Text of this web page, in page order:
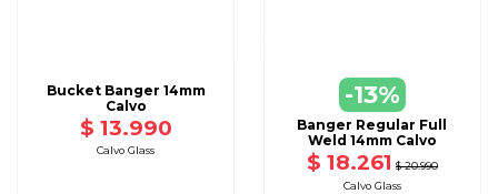
Bucket Banger 14mm
Calvo
$ 13.990
Calvo Glass
-13%
Banger Regular Full
Weld 14mm Calvo
$ 18.261 $ 20.990
Calvo Glass